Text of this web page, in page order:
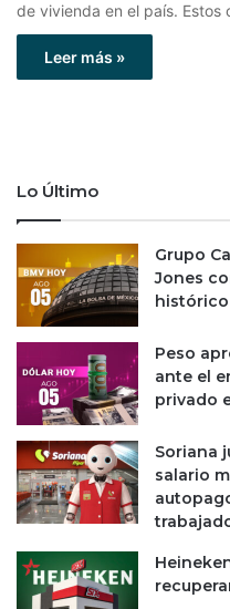
de vivienda en el país.
Leer más »
Lo Último
Grupo
Jones
Peso
ante el
privado
Soriana
salario